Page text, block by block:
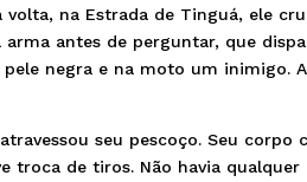
na Estrada de Tinguá, ele
antes de perguntar, que
negra e na moto um inimigo.
seu pescoço. Seu corpo
troca de tiros. Não havia